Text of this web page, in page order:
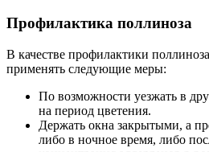
Профилактика поллиноза
В качестве профилактики
применять следующие меры:
По возможности уезжать в
на период цветения.
Держать окна закрытыми, а
либо в ночное время, либо